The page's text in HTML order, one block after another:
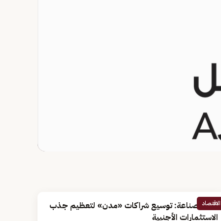
الاقتصاد
وزير الصناعة: توسيع شراكات «مدن» لتعظيم جذب
الاستثمارات الأجنبية